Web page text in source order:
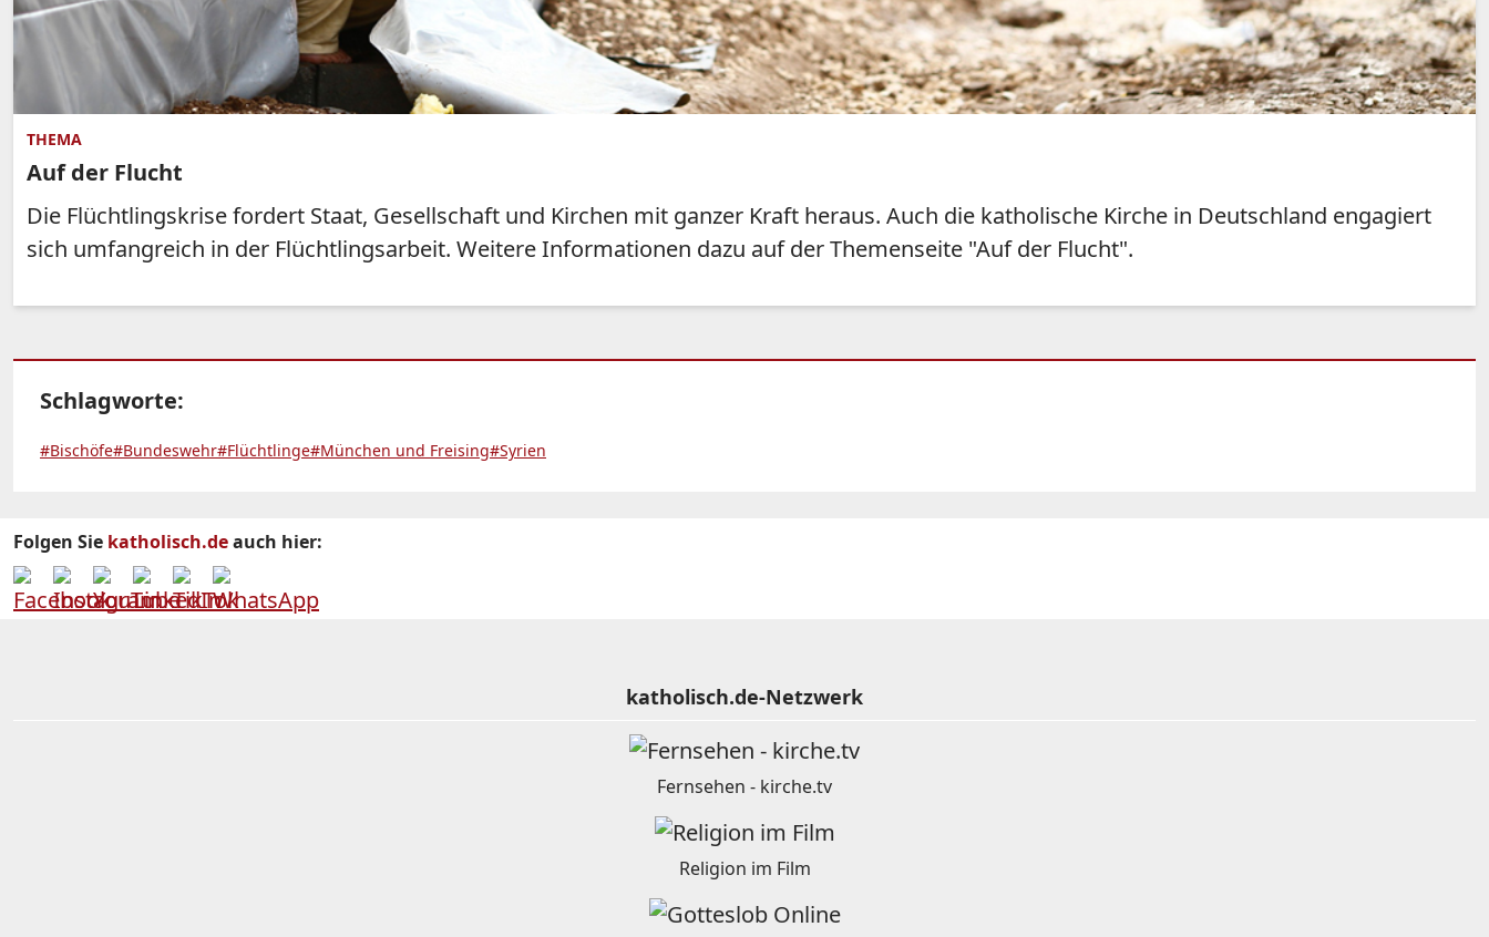
THEMA
Auf der Flucht
Die Flüchtlingskrise fordert Staat, Gesellschaft und Kirchen mit ganzer Kraft heraus. Auch die katholische Kirche in Deutschland engagiert
sich umfangreich in der Flüchtlingsarbeit. Weitere Informationen dazu auf der Themenseite "Auf der Flucht".
Schlagworte:
#Bischöfe#Bundeswehr#Flüchtlinge#München und Freising#Syrien
Folgen Sie katholisch.deauch hier:
katholisch.de-Netzwerk
Fernsehen - kirche.tv
Religion im Film